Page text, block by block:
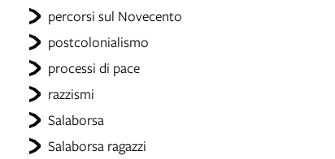
percorsi sul Novecento
postcolonialismo
processi di pace
razzismi
Salaborsa
Salaborsa ragazzi